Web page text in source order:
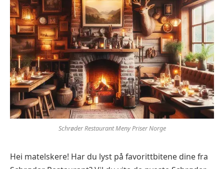
Schrøder Restaurant Meny Priser Norge
Hei matelskere! Har du lyst på favorittbitene dine fra